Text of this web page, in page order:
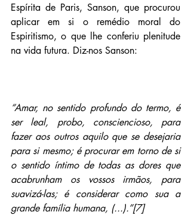
Espírita de Paris, Sanson, que procurou
aplicar em si o remédio moral do
Espiritismo, o que lhe conferiu plenitude
na vida futura. Diz-nos Sanson:
“Amar, no sentido profundo do termo, é
ser leal, probo, consciencioso, para
fazer aos outros aquilo que se desejaria
para si mesmo; é procurar em torno de si
o sentido íntimo de todas as dores que
acabrunham os vossos irmãos, para
suavizá-las; é considerar como sua a
grande família humana, (...).”[7]